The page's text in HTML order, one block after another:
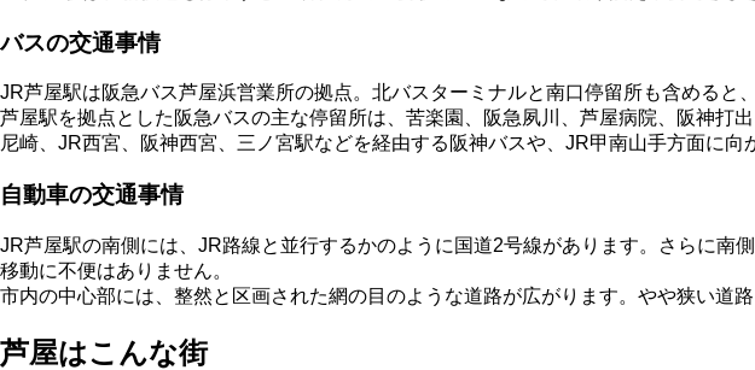
バスの交通事情
JR芦屋駅は阪急バス芦屋浜営業所の拠点。北バスターミナルと南口停留所も含めると
芦屋駅を拠点とした阪急バスの主な停留所は、苦楽園、阪急夙川、芦屋病院、阪神打
尼崎、JR西宮、阪神西宮、三ノ宮駅などを経由する阪神バスや、JR甲南山手方面に
自動車の交通事情
JR芦屋駅の南側には、JR路線と並行するかのように国道2号線があります。さらに
移動に不便はありません。
市内の中心部には、整然と区画された網の目のような道路が広がります。やや狭い道
芦屋はこんな街